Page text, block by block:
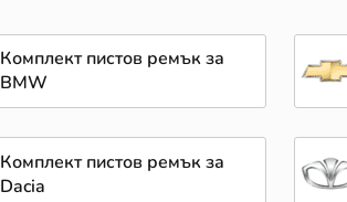
Комплект пистов ремък за
BMW
Комплект пистов ремък за
Dacia